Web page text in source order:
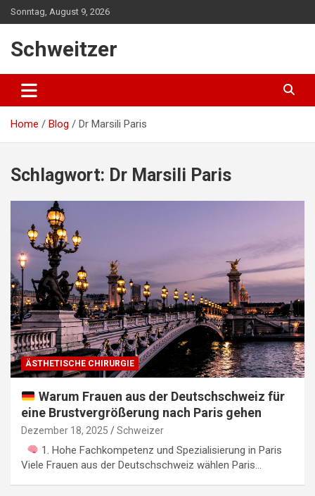
k
o
t
Sonntag, August 9, 2026
Schweitzer
Home Blog Dr Marsili Paris
Schlagwort: Dr Marsili Paris
ÄSTHETISCHE CHIRURGIE
Warum Frauen aus der Deutschschweiz für
eine Brustvergrößerung nach Paris gehen
Dezember 18, 2025 Schweizer
1. Hohe Fachkompetenz und Spezialisierung in Paris
Viele Frauen aus der Deutschschweiz wählen Paris…